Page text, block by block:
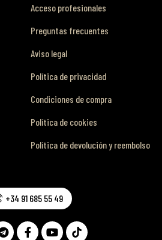
Acceso profesionales
Preguntas frecuentes
Aviso legal
Política de privacidad
Condiciones de compra
Política de cookies
Política de devolución y reembolso
+34 91 685 55 49